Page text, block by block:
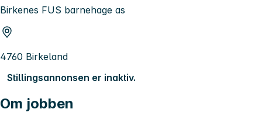
Birkenes FUS barnehage as
4760 Birkeland
Stillingsannonsen er inaktiv.
Om jobben